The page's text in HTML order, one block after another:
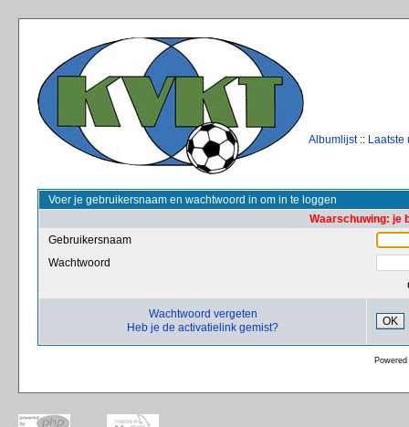
Albumlijst:: Laatste
Voer je gebruikersnaam en wachtwoord in om in te loggen
Waarschuwing: je
Gebruikersnaam
Wachtwoord
Wachtwoord vergeten
Heb je de activatielink gemist?
OK